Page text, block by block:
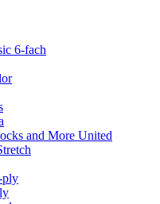
6-fach
and More United
ply